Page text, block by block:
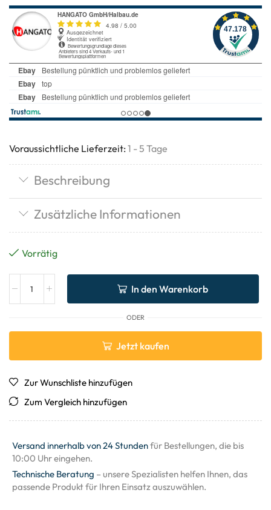
Voraussichtliche Lieferzeit: 1 - 5 Tage
Beschreibung
Zusätzliche Informationen
Vorrätig
In den Warenkorb
ODER
Jetzt kaufen
Zur Wunschliste hinzufügen
Zum Vergleich hinzufügen
Versand innerhalb von 24 Stundenfür Bestellungen, die bis
10:00 Uhr eingehen.
Technische Beratung – unsere Spezialisten helfen Ihnen, das
passende Produkt für Ihren Einsatz auszuwählen.